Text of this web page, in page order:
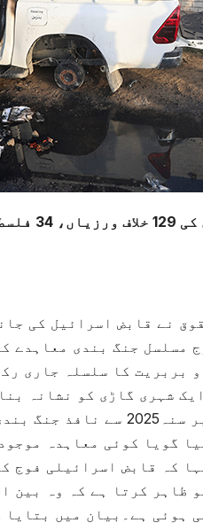
زخمی
نے قابض اسرائیل کی
مسلسل جنگ بندی معاہدے
بربریت کا سلسلہ جاری
شہید ہوئے۔ یہ حملہ 10
گویا کوئی معاہدہ
کہ قابض اسرائیلی فوج
ظاہر کرتا ہے کہ وہ بین
ہوئی ہے۔بیان میں